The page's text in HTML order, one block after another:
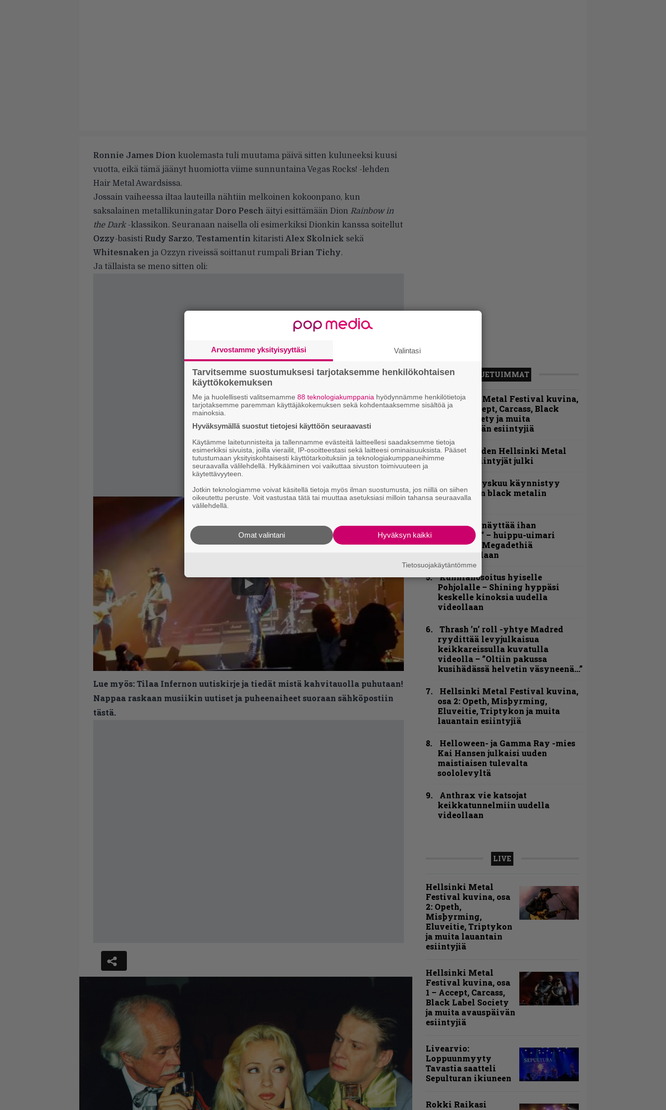
Ronnie James Dion kuolemasta tuli muutama päivä sitten kuluneeksi kuusi
vuotta, eikä tämä jäänyt huomiotta viime sunnuntaina Vegas Rocks! -lehden
Hair Metal Awardsissa.
Jossain vaiheessa iltaa lauteilla nähtiin melkoinen kokoonpano, kun
saksalainen metallikuningatar Doro Pesch äityi esittämään Dion Rainbow in
the Dark-klassikon. Seuranaan naisella oli esimerkiksi Dionkin kanssa soitellut
Ozzy-basisti Rudy Sarzo, Testamentin kitaristi Alex Skolnick sekä
Whitesnaken ja Ozzyn riveissä soittanut rumpali Brian Tichy.
Ja tällaista se meno sitten oli:
Lue myös:Tilaa Infernon uutiskirje ja tiedät mistä kahvitauolla puhutaan!
Nappaa raskaan musiikin uutiset ja puheenaiheet suoraan sähköpostiin
tästä.
LUETUIMMAT
Hellsinki Metal Festival kuvina,
osa 1 – Accept, Carcass, Black
Label Society ja muita
avauspäivän esiintyjiä
Loppuvuoden Hellsinki Metal
Cruisen esiintyjät julki
Espoon syyskuu käynnistyy
kotimaisen black metalin
merkeissä
”Mitalini näyttää ihan
plektralta” – huippu-uimari
jamittelee Megadethiä
palkinnollaan
Kunnianosoitus hyiselle
Pohjolalle – Shining hyppäsi
keskelle kinoksia uudella
videollaan
Thrash ’n’ roll -yhtye Madred
ryydittää levyjulkaisua
keikkareissulla kuvatulla
videolla – ”Oltiin pakussa
kusihädässä helvetin väsyneenä…”
Hellsinki Metal Festival kuvina,
osa 2: Opeth, Misþyrming,
Eluveitie, Triptykon ja muita
lauantain esiintyjiä
Helloween- ja Gamma Ray -mies
Kai Hansen julkaisi uuden
maistiaisen tulevalta
soololevyltä
Anthrax vie katsojat
keikkatunnelmiin uudella
videollaan
LIVE
Hellsinki Metal
Festival kuvina, osa
2: Opeth,
Misþyrming,
Eluveitie, Triptykon
ja muita lauantain
esiintyjiä
Hellsinki Metal
Festival kuvina, osa
1 – Accept, Carcass,
Black Label Society
ja muita avauspäivän
esiintyjiä
Livearvio:
Loppuunmyyty
Tavastia saatteli
Sepulturan ikiuneen
Rokki Raikasi
Arvostamme yksityisyyttäsi Valintasi
Tarvitsemme suostumuksesi tarjotaksemme henkilökohtaisen
käyttökokemuksen
Me ja huolellisesti valitsemamme 88 teknologiakumppania hyödynnämme henkilötietoja
tarjotaksemme paremman käyttäjäkokemuksen sekä kohdentaaksemme sisältöä ja
mainoksia.
Hyväksymällä suostut tietojesi käyttöön seuraavasti
Käytämme laitetunnisteita ja tallennamme evästeitä laitteellesi saadaksemme tietoja
esimerkiksi sivuista, joilla vierailit, IP-osoitteestasi sekä laitteesi ominaisuuksista. Pääset
tutustumaan yksityiskohtaisesti käyttötarkoituksiin ja teknologiakumppaneihimme
seuraavalla välilehdellä. Hylkääminen voi vaikuttaa sivuston toimivuuteen ja
käytettävyyteen.
Jotkin teknologiamme voivat käsitellä tietoja myös ilman suostumusta, jos niillä on siihen
oikeutettu peruste. Voit vastustaa tätä tai muuttaa asetuksiasi milloin tahansa seuraavalla
välilehdellä.
Hyväksyn kaikki
Omat valintani
Tietosuojakäytäntömme